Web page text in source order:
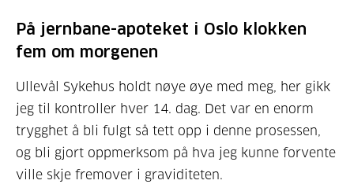
På jernbane-apoteket i Oslo klokken
fem om morgenen
Ullevål Sykehus holdt nøye øye med meg, her gikk
jeg til kontroller hver 14. dag. Det var en enorm
trygghet å bli fulgt så tett opp i denne prosessen,
og bli gjort oppmerksom på hva jeg kunne forvente
ville skje fremover i graviditeten.